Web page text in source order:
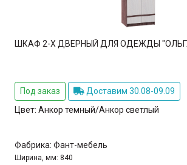
ШКАФ 2-Х ДВЕРНЫЙ ДЛЯ ОДЕЖДЫ
Под заказ
Доставим 30.08-09.09
Цвет: Анкор темный/Анкор светлый
Фабрика: Фант-мебель
Ширина, мм: 840